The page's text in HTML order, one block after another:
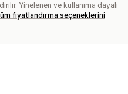
Yinelenen ve kullanıma dayalı
fiyatlandırma seçeneklerini